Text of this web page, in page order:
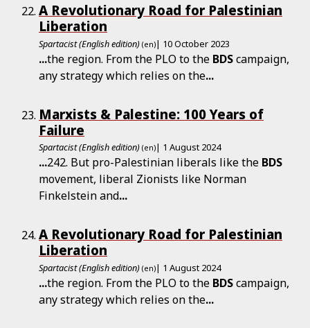
A Revolutionary Road for Palestinian
Liberation
Spartacist (English edition) (en)| 10 October 2023
...the region. From the PLO to the BDScampaign,
any strategy which relies on the...
Marxists & Palestine: 100 Years of
Failure
Spartacist (English edition) (en)| 1 August 2024
...242. But pro-Palestinian liberals like the BDS
movement, liberal Zionists like Norman
Finkelstein and...
A Revolutionary Road for Palestinian
Liberation
Spartacist (English edition) (en)| 1 August 2024
...the region. From the PLO to the BDScampaign,
any strategy which relies on the...